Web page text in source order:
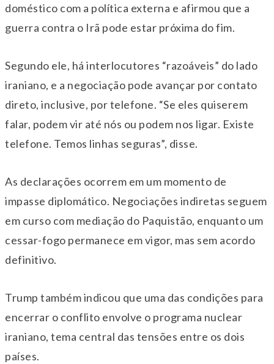
doméstico com a política externa e afirmou que a
guerra contra o Irã pode estar próxima do fim.
Segundo ele, há interlocutores “razoáveis” do lado
iraniano, e a negociação pode avançar por contato
direto, inclusive, por telefone. “Se eles quiserem
falar, podem vir até nós ou podem nos ligar. Existe
telefone. Temos linhas seguras”, disse.
As declarações ocorrem em um momento de
impasse diplomático. Negociações indiretas seguem
em curso com mediação do Paquistão, enquanto um
cessar-fogo permanece em vigor, mas sem acordo
definitivo.
Trump também indicou que uma das condições para
encerrar o conflito envolve o programa nuclear
iraniano, tema central das tensões entre os dois
países.